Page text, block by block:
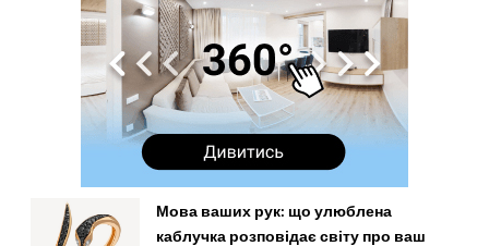
Мова ваших рук: що улюблена
каблучка розповідає світу про ваш